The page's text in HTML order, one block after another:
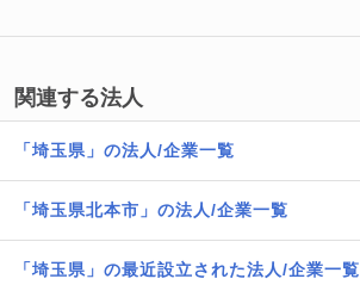
関連する法人
「埼玉県」の法人/企業一覧
「埼玉県北本市」の法人/企業一覧
「埼玉県」の最近設立された法人/企業一覧